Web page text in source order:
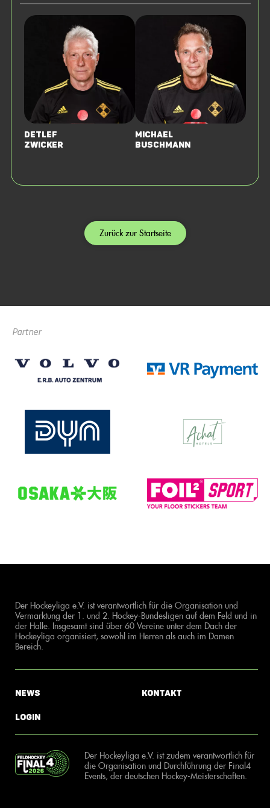
Detlef
Zwicker
Michael
Buschmann
Zurück zur Startseite
Partner
Der Hockeyliga e.V. ist verantwortlich für die Organisation und
Vermarktung der 1. und 2. Hockey-Bundesligen auf dem Feld und in
der Halle. Insgesamt sind über 60 Vereine unter dem Dach der
Hockeyliga organisiert, sowohl im Herren als auch im Damen
Bereich.
News
Login
Kontakt
Der Hockeyliga e.V. ist zudem verantwortlich für
die Organisation und Durchführung der Final4
Events, der deutschen Hockey-Meisterschaften.